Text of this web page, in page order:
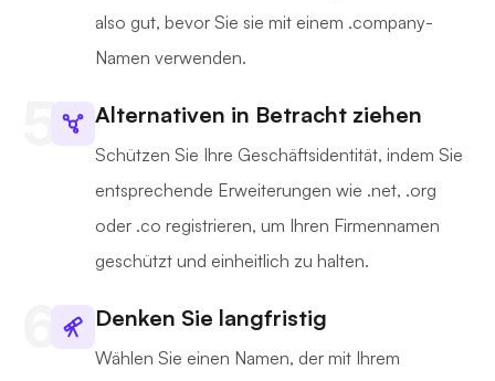
also gut, bevor Sie sie mit einem .company-
Namen verwenden.
Alternativen in Betracht ziehen
Schützen Sie Ihre Geschäftsidentität, indem Sie
entsprechende Erweiterungen wie .net, .org
oder .co registrieren, um Ihren Firmennamen
geschützt und einheitlich zu halten.
Denken Sie langfristig
Wählen Sie einen Namen, der mit Ihrem